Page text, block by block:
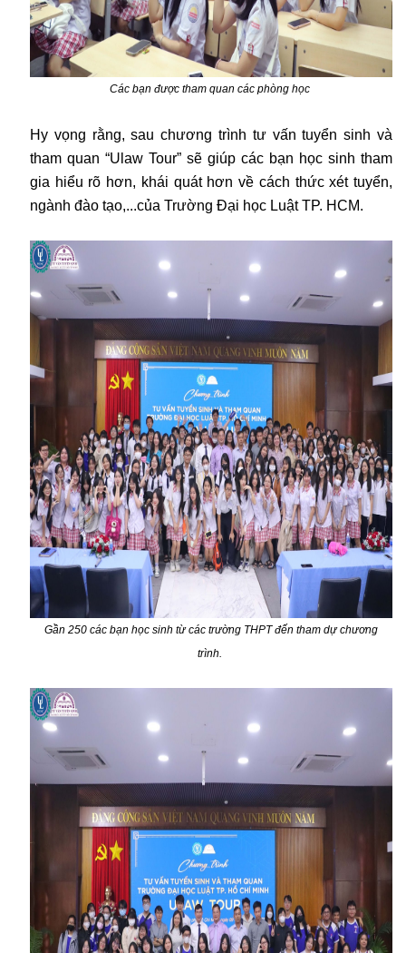
Các bạn được tham quan các phòng học
Hy vọng rằng, sau chương trình tư vấn tuyển sinh và
tham quan “Ulaw Tour” sẽ giúp các bạn học sinh tham
gia hiểu rõ hơn, khái quát hơn về cách thức xét tuyển,
ngành đào tạo,...của Trường Đại học Luật TP. HCM.
Gần 250 các bạn học sinh từ các trường THPT đến tham dự chương
trình.